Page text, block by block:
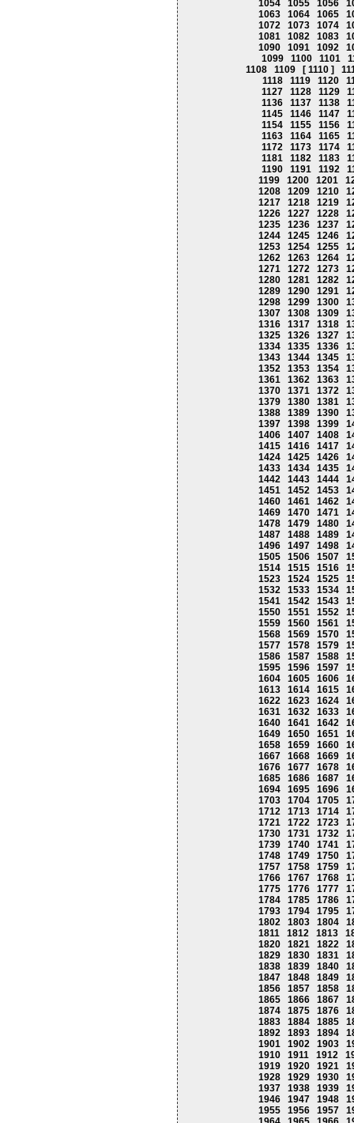
1054
1055 1056
1063
1064 1065
1072
1073 1074
1081
1082 1083
1090
1091 1092
1099
1100 1101
1108
1109 [ 1110 ]
1118
1119 1120
1127
1128 1129
1136
1137 1138
1145
1146 1147
1154
1155 1156
1163
1164 1165
1172
1173 1174
1181
1182 1183
1190
1191 1192
1199
1200 1201
1208
1209 1210
1217
1218 1219
1226
1227 1228
1235
1236 1237
1244
1245 1246
1253
1254 1255
1262
1263 1264
1271
1272 1273
1280
1281 1282
1289
1290 1291
1298
1299 1300
1307
1308 1309
1316
1317 1318
1325
1326 1327
1334
1335 1336
1343
1344 1345
1352
1353 1354
1361
1362 1363
1370
1371 1372
1379
1380 1381
1388
1389 1390
1397
1398 1399
1406
1407 1408
1415
1416 1417
1424
1425 1426
1433
1434 1435
1442
1443 1444
1451
1452 1453
1460
1461 1462
1469
1470 1471
1478
1479 1480
1487
1488 1489
1496
1497 1498
1505
1506 1507
1514
1515 1516
1523
1524 1525
1532
1533 1534
1541
1542 1543
1550
1551 1552
1559
1560 1561
1568
1569 1570
1577
1578 1579
1586
1587 1588
1595
1596 1597
1604
1605 1606
1613
1614 1615
1622
1623 1624
1631
1632 1633
1640
1641 1642
1649
1650 1651
1658
1659 1660
1667
1668 1669
1676
1677 1678
1685
1686 1687
1694
1695 1696
1703
1704 1705
1712
1713 1714
1721
1722 1723
1730
1731 1732
1739
1740 1741
1748
1749 1750
1757
1758 1759
1766
1767 1768
1775
1776 1777
1784
1785 1786
1793
1794 1795
1802
1803 1804
1811
1812 1813
1820
1821 1822
1829
1830 1831
1838
1839 1840
1847
1848 1849
1856
1857 1858
1865
1866 1867
1874
1875 1876
1883
1884 1885
1892
1893 1894
1901
1902 1903
1910
1911 1912
1919
1920 1921
1928
1929 1930
1937
1938 1939
1946
1947 1948
1955
1956 1957